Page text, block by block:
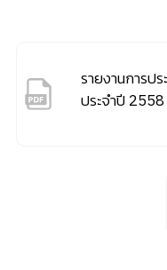
รายงานการป
ประจำปี 2558